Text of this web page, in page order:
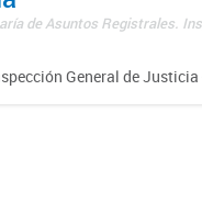
de Asuntos Registrales.
General de Justicia